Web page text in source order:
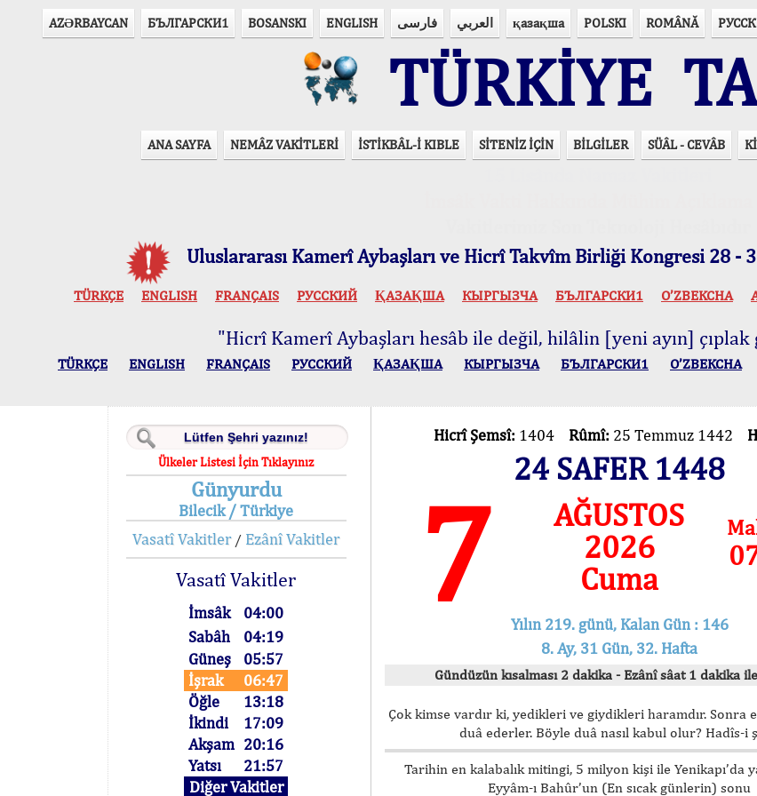
AZӘRBAYCAN БЪЛГАРСКИ1 BOSANSKI ENGLISH فارسی العربي қазақша POLSKI ROMÂNĂ
TÜRKİYE
ANA SAYFA NEMÂZ VAKİTLERİ İSTİKBÂL-İ KIBLE SİTENİZ İÇİN BİLGİLER SÜÂL - CEVÂB
Uluslararası Kamerî Aybaşları ve Hicrî Takvîm Birliği Kongresi 28 -
TÜRKÇE ENGLISH FRANÇAIS РУССКИЙ ҚАЗАҚША КЫPГЫЗЧA БЪЛГАРСКИ1 O’ZBEKCHA
"Hicrî Kamerî Aybaşları hesâb ile değil, hilâlin [yeni ayın]
TÜRKÇE ENGLISH FRANÇAIS РУССКИЙ ҚАЗАҚША КЫPГЫЗЧA БЪЛГАРСКИ1 O’ZBEKCHA
Ülkeler Listesi İçin Tıklayınız
Günyurdu
Bilecik / Türkiye
Vasatî Vakitler/ Ezânî Vakitler
Vasatî Vakitler
İmsâk
04:00
Sabâh
04:19
Güneş
05:57
İşrak
06:47
Öğle
13:18
İkindi
17:09
Akşam 20:16
Yatsı
21:57
Diğer Vakitler
Hicrî Şemsî: 1404 Rûmî: 25 Temmuz 1442
24 SAFER 1448
7
AĞUSTOS
2026
Cuma
Yılın 219. günü, Kalan Gün : 146
8. Ay, 31 Gün, 32. Hafta
Gündüzün kısalması 2 dakika - Ezânî sâat 1 dakika
Çok kimse vardır ki, yedikleri ve giydikleri haramdır. Sonra
duâ ederler. Böyle duâ nasıl kabul olur? Hadîs-i
Tarihin en kalabalık mitingi, 5 milyon kişi ile Yenikapı’da
Eyyâm-ı Bahûr’un (En sıcak günlerin) sonu